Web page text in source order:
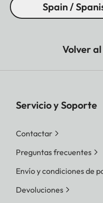
Spain /
Volver
Servicio y Soporte
Contactar
Preguntas frecuentes
Envío y condiciones de
Devoluciones